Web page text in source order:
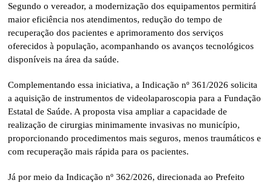
Segundo o vereador, a modernização dos equipamentos permitirá
maior eficiência nos atendimentos, redução do tempo de
recuperação dos pacientes e aprimoramento dos serviços
oferecidos à população, acompanhando os avanços tecnológicos
disponíveis na área da saúde.
Complementando essa iniciativa, a Indicação nº 361/2026 solicita
a aquisição de instrumentos de videolaparoscopia para a Fundação
Estatal de Saúde. A proposta visa ampliar a capacidade de
realização de cirurgias minimamente invasivas no município,
proporcionando procedimentos mais seguros, menos traumáticos e
com recuperação mais rápida para os pacientes.
Já por meio da Indicação nº 362/2026, direcionada ao Prefeito